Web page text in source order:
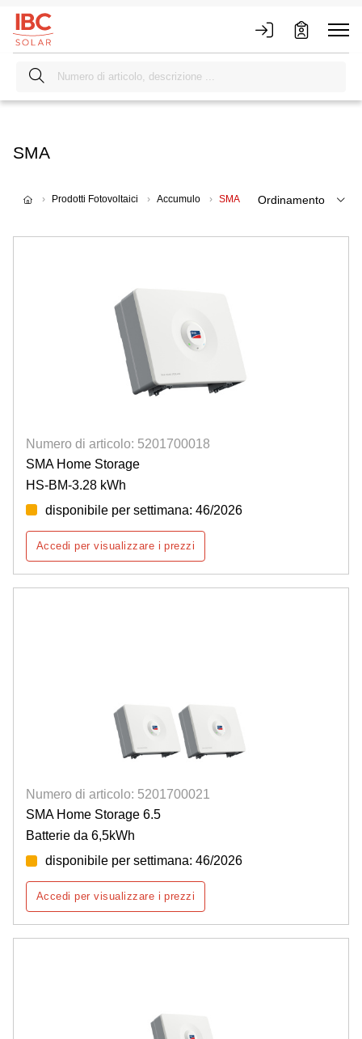
SMA
Prodotti Fotovoltaici Accumulo SMA
Numero di articolo: 5201700018
SMA Home Storage
HS-BM-3.28 kWh
disponibile per settimana: 46/2026
Accedi per visualizzare i prezzi
Numero di articolo: 5201700021
SMA Home Storage 6.5
Batterie da 6,5kWh
disponibile per settimana: 46/2026
Accedi per visualizzare i prezzi